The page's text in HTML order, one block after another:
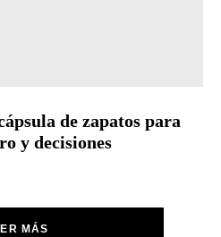
de zapatos para
y decisiones
MÁS